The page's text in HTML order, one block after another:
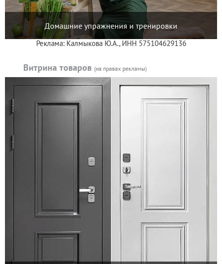
Домашние упражнения и тренировки
Реклама: Калмыкова Ю.А., ИНН 575104629136
Витрина товаров (на правах рекламы)